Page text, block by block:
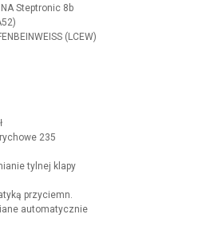
Steptronic 8b
(LCEW)
235
tylnej klapy
przyciemn.
automatycznie